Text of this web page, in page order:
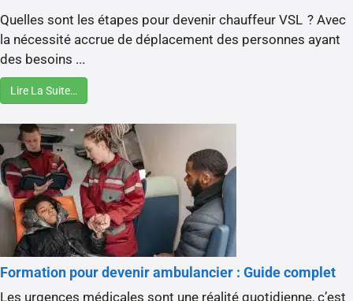
Quelles sont les étapes pour devenir chauffeur VSL ? Avec
la nécessité accrue de déplacement des personnes ayant
des besoins ...
Lire La Suite…
Formation pour devenir ambulancier : Guide complet
Les urgences médicales sont une réalité quotidienne, c’est